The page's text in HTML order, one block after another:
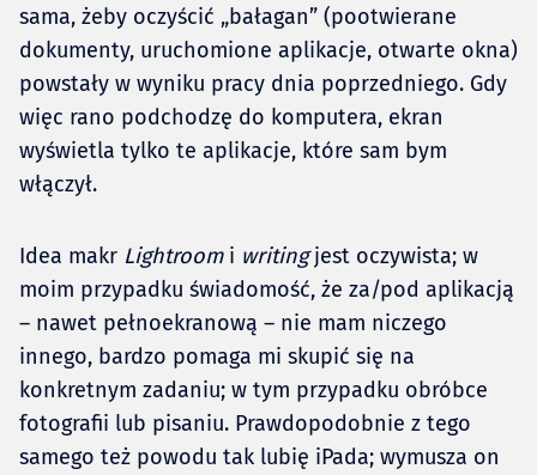
sama, żeby oczyścić „bałagan” (pootwierane
dokumenty, uruchomione aplikacje, otwarte okna)
powstały w wyniku pracy dnia poprzedniego. Gdy
więc rano podchodzę do komputera, ekran
wyświetla tylko te aplikacje, które sam bym
włączył.
Idea makr Lightroomi writingjest oczywista; w
moim przypadku świadomość, że za/pod aplikacją
– nawet pełnoekranową – nie mam niczego
innego, bardzo pomaga mi skupić się na
konkretnym zadaniu; w tym przypadku obróbce
fotografii lub pisaniu. Prawdopodobnie z tego
samego też powodu tak lubię iPada; wymusza on